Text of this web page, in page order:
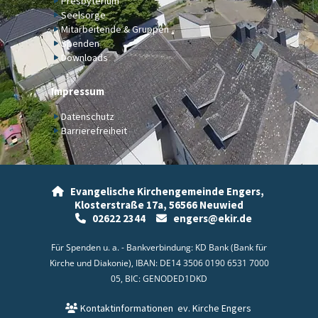
Seelsorge
Mitarbeitende & Gruppen
Spenden
Downloads
Impressum
Datenschutz
Barrierefreiheit

Evangelische Kirchengemeinde Engers,
Klosterstraße 17a, 56566 Neuwied
02622 2344 engers@ekir.de
Für Spenden u. a. - Bankverbindung: KD Bank (Bank für
Kirche und Diakonie), IBAN: DE14 3506 0190 6531 7000
05, BIC: GENODED1DKD
Kontaktinformationen ev. Kirche Engers